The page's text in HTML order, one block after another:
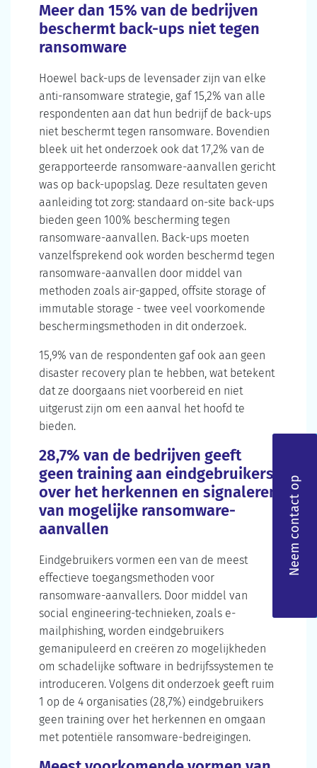
Neem contact op
Meer dan 15% van de bedrijven
beschermt back-ups niet tegen
ransomware
Hoewel back-ups de levensader zijn van elke
anti-ransomware strategie, gaf 15,2% van alle
respondenten aan dat hun bedrijf de back-ups
niet beschermt tegen ransomware. Bovendien
bleek uit het onderzoek ook dat 17,2% van de
gerapporteerde ransomware-aanvallen gericht
was op back-upopslag. Deze resultaten geven
aanleiding tot zorg: standaard on-site back-ups
bieden geen 100% bescherming tegen
ransomware-aanvallen. Back-ups moeten
vanzelfsprekend ook worden beschermd tegen
ransomware-aanvallen door middel van
methoden zoals air-gapped, offsite storage of
immutable storage - twee veel voorkomende
beschermingsmethoden in dit onderzoek.
15,9% van de respondenten gaf ook aan geen
disaster recovery plan te hebben, wat betekent
dat ze doorgaans niet voorbereid en niet
uitgerust zijn om een aanval het hoofd te
bieden.
28,7% van de bedrijven geeft
geen training aan eindgebruikers
over het herkennen en signaleren
van mogelijke ransomware-
aanvallen
Eindgebruikers vormen een van de meest
effectieve toegangsmethoden voor
ransomware-aanvallers. Door middel van
social engineering-technieken, zoals e-
mailphishing, worden eindgebruikers
gemanipuleerd en creëren zo mogelijkheden
om schadelijke software in bedrijfssystemen te
introduceren. Volgens dit onderzoek geeft ruim
1 op de 4 organisaties (28,7%) eindgebruikers
geen training over het herkennen en omgaan
met potentiële ransomware-bedreigingen.